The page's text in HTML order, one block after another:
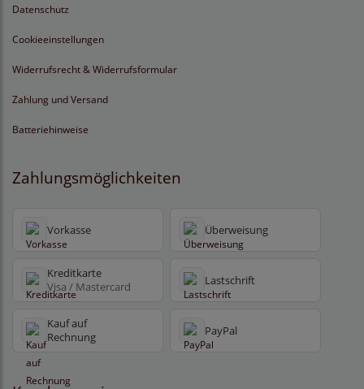
Datenschutz
Cookieeinstellungen
Widerrufsrecht & Widerrufsformular
Zahlung und Versand
Batteriehinweise
Zahlungsmöglichkeiten
Vorkasse Überweisung
Kreditkarte
Visa / Mastercard Lastschrift
Kauf auf
Rechnung
PayPal